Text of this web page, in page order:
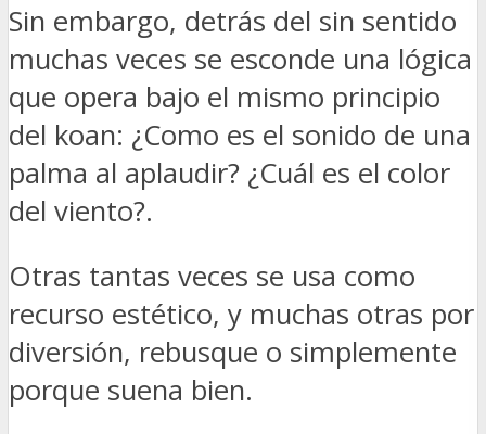
Sin embargo, detrás del sin sentido
muchas veces se esconde una lógica
que opera bajo el mismo principio
del koan: ¿Como es el sonido de una
palma al aplaudir? ¿Cuál es el color
del viento?.
Otras tantas veces se usa como
recurso estético, y muchas otras por
diversión, rebusque o simplemente
porque suena bien.